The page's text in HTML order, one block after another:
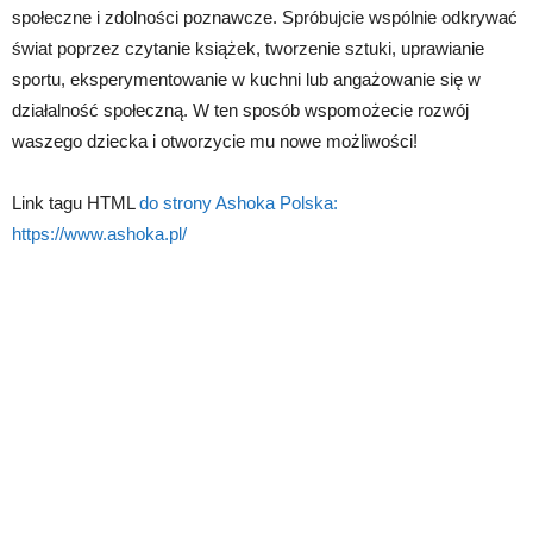
społeczne i zdolności poznawcze. Spróbujcie wspólnie odkrywać
świat poprzez czytanie książek, tworzenie sztuki, uprawianie
sportu, eksperymentowanie w kuchni lub angażowanie się w
działalność społeczną. W ten sposób wspomożecie rozwój
waszego dziecka i otworzycie mu nowe możliwości!
Link tagu HTMLdo strony Ashoka Polska:
https://www.ashoka.pl/